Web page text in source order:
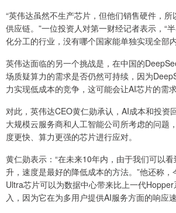
“英伟达虽然不生产芯片，但他们销售硬件，
供应链。”一位投资人对第一财经记者表示，“
化分工的行业，没有哪个国家能单独实现全部
英伟达面临的另一个挑战是，在中国的
场质疑算力的需求是否仍然可持续，因为
力实现低成本的竞争，这可能会让AI芯片的需求
对此，英伟达CEO黄仁勋承认，AI成本和投资
大规模云服务商和人工智能公司所考虑的问题
度更快、算力更强的芯片进行应对。
黄仁勋表示：“在未来10年内，由于我们可以
升，速度是最好的降低成本的方法。”他还称
Ultra芯片可以为数据中心带来比上一代
入，因为它在为多用户提供AI服务方面的响应速